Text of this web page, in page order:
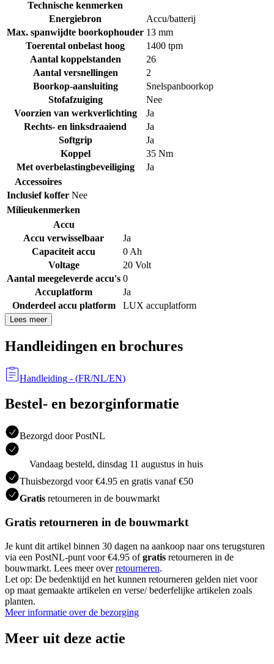
Technische kenmerken
Energiebron
Accu/batterij
Max. spanwijdte boorkophouder 13 mm
Toerental onbelast hoog
1400 tpm
Aantal koppelstanden
26
Aantal versnellingen
2
Boorkop-aansluiting
Snelspanboorkop
Stofafzuiging
Nee
Voorzien van werkverlichting
Ja
Rechts- en linksdraaiend
Ja
Softgrip
Ja
Koppel
35 Nm
Met overbelastingbeveiliging
Ja
Accessoires
Inclusief koffer Nee
Milieukenmerken
Accu
Accu verwisselbaar
Ja
Capaciteit accu
0 Ah
Voltage
20 Volt
Aantal meegeleverde accu's 0
Accuplatform
Ja
Onderdeel accu platform
LUX accuplatform
Lees meer
Handleidingen en brochures
Handleiding - (FR/NL/EN)
Bestel- en bezorginformatie
Bezorgd door PostNL
Vandaag besteld, dinsdag 11 augustus in huis
Thuisbezorgd voor €4.95 en gratis vanaf €50
Gratis retourneren in de bouwmarkt
Gratis retourneren in de bouwmarkt
Je kunt dit artikel binnen 30 dagen na aankoop naar ons terugsturen
via een PostNL-punt voor €4.95 ofgratis retourneren in de
bouwmarkt. Lees meer overretourneren.
Let op: De bedenktijd en het kunnen retourneren gelden niet voor
op maat gemaakte artikelen en verse/ bederfelijke artikelen zoals
planten.
Meer informatie over de bezorging
Meer uit deze actie